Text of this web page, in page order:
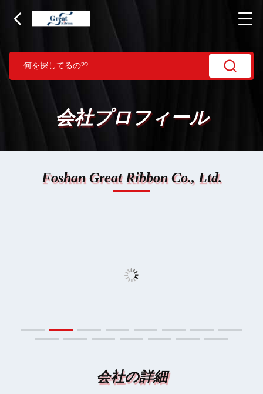
会社プロフィール
Foshan Great Ribbon Co., Ltd.
会社の詳細